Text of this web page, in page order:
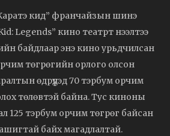
кид” франчайзын шинэ
Legends” кино театрт нээлтээ
байдлаар энэ кино урьдчилсан
төгрөгийн орлого олсон
өдрүүдэд 70 тэрбум орчим
төлөвтэй байна. Тус киноны
125 тэрбум орчим төгрөг байсан
байх магадлалтай.